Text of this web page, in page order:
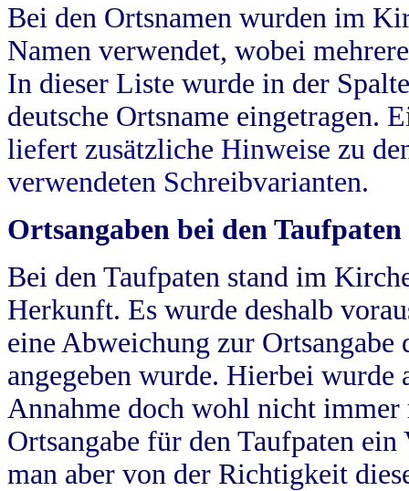
Bei den Ortsnamen wurden im
Namen verwendet, wobei
In dieser Liste wurde in der
deutsche Ortsname eingetragen.
liefert zusätzliche Hinweise zu
verwendeten Schreibvarianten.
Ortsangaben bei den Taufpaten
Bei den Taufpaten stand im
Herkunft. Es wurde deshalb
eine Abweichung zur
angegeben wurde. Hierbei wurde
Annahme doch wohl nicht
Ortsangabe für den Taufpaten
man aber von der Richtigkeit